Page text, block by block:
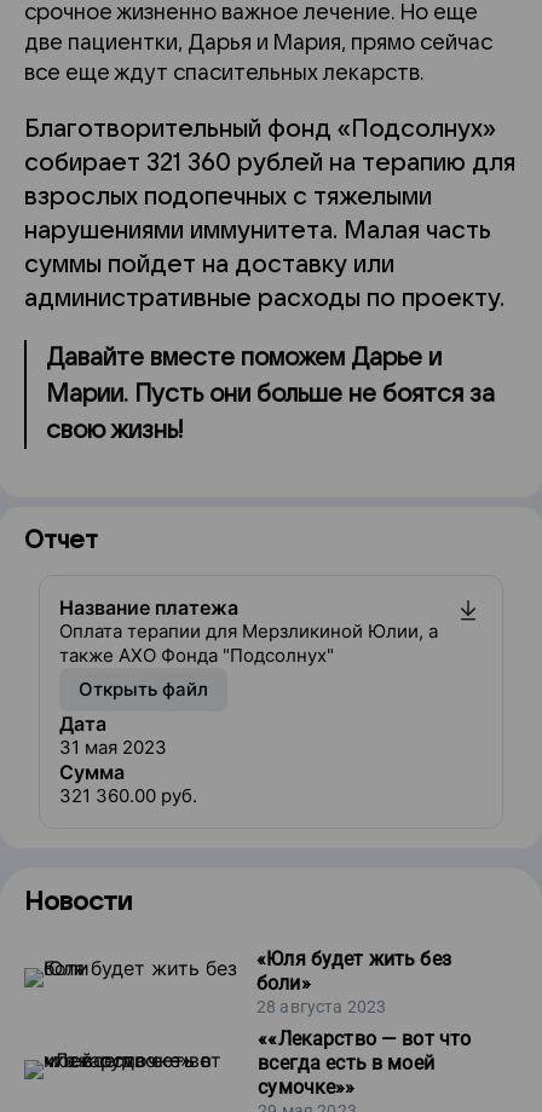
срочное жизненно важное лечение. Но еще
две пациентки, Дарья и Мария, прямо сейчас
все еще ждут спасительных лекарств.
Благотворительный фонд «Подсолнух»
собирает 321 360 рублей на терапию для
взрослых подопечных с тяжелыми
нарушениями иммунитета. Малая часть
суммы пойдет на доставку или
административные расходы по проекту.
Давайте вместе поможем Дарье и
Марии. Пусть они больше не боятся за
свою жизнь!
Отчет
Название платежа
Оплата терапии для Мерзликиной Юлии, а
также АХО Фонда "Подсолнух"
Открыть файл
Дата
31 мая 2023
Сумма
321 360.00 руб.
Новости
«Юля будет жить без
боли»
28 августа 2023
««Лекарство — вот что
всегда есть в моей
сумочке»»